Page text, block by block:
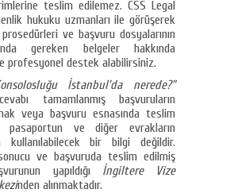
teslim edilemez. CSS Legal
hukuku uzmanları ile görüşerek
ve başvuru dosyalarının
gereken belgeler hakkında
profesyonel destek alabilirsiniz.
İstanbul’da nerede?”
tamamlanmış başvuruların
veya başvuru esnasında teslim
pasaportun ve diğer evrakların
kullanılabilecek bir bilgi değildir.
ve başvuruda teslim edilmiş
yapıldığı İngiltere Vize
nden alınmaktadır.